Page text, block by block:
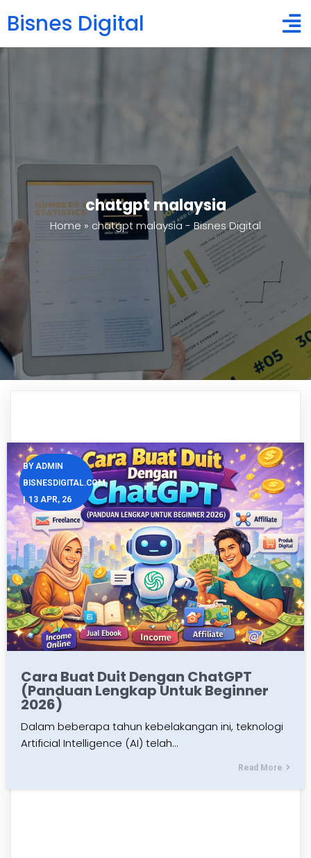
Bisnes Digital
chatgpt malaysia
Home » chatgpt malaysia - Bisnes Digital
Cara Buat Duit Dengan ChatGPT
(Panduan Lengkap Untuk Beginner
2026)
BYADMIN
BISNESDIGITAL.COM
| 13 APR, 26
Dalam beberapa tahun kebelakangan ini, teknologi
Artificial Intelligence (AI) telah…
Read More